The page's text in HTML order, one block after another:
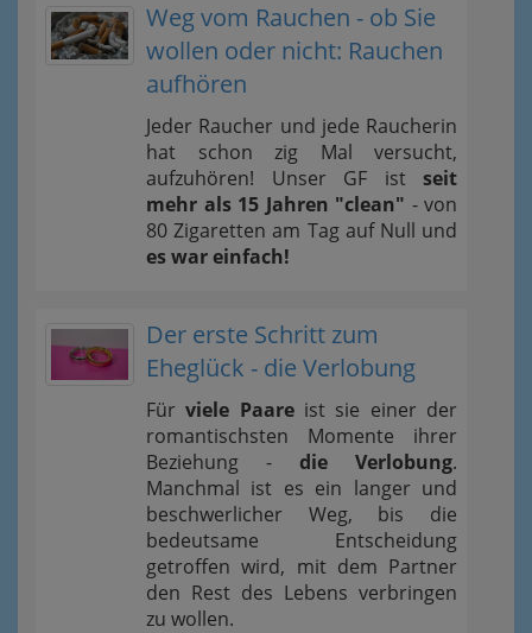
Weg vom Rauchen - ob Sie
wollen oder nicht: Rauchen
aufhören
Jeder Raucher und jede Raucherin
hat schon zig Mal versucht,
aufzuhören! Unser GF ist seit
mehr als 15 Jahren "clean" - von
80 Zigaretten am Tag auf Null und
es war einfach!
Der erste Schritt zum
Eheglück - die Verlobung
Fürviele Paareist sie einer der
romantischsten Momente ihrer
Beziehung - die Verlobung.
Manchmal ist es ein langer und
beschwerlicher Weg, bis die
bedeutsame Entscheidung
getroffen wird, mit dem Partner
den Rest des Lebens verbringen
zu wollen.